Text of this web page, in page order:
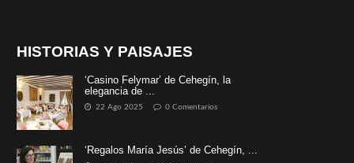
HISTORIAS Y PAISAJES
‘Casino Felymar’ de Cehegín, la
elegancia de ...
22 Ago 2025 0 Comentarios
‘Regalos María Jesús’ de Cehegín, ...